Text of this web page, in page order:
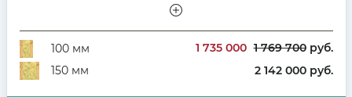
Количество комнат
2
100 мм
1 735 000 1 769 700руб.
150 мм
2 142 000 руб.